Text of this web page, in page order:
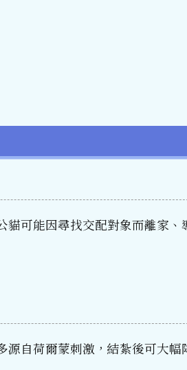
可能因尋找交配對象而離家、
自荷爾蒙刺激，結紮後可大幅